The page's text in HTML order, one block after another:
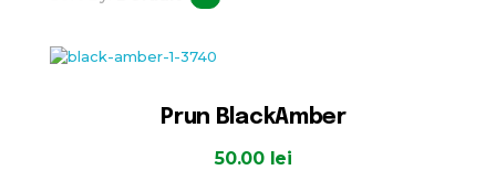
Prun BlackAmber
50.00 lei